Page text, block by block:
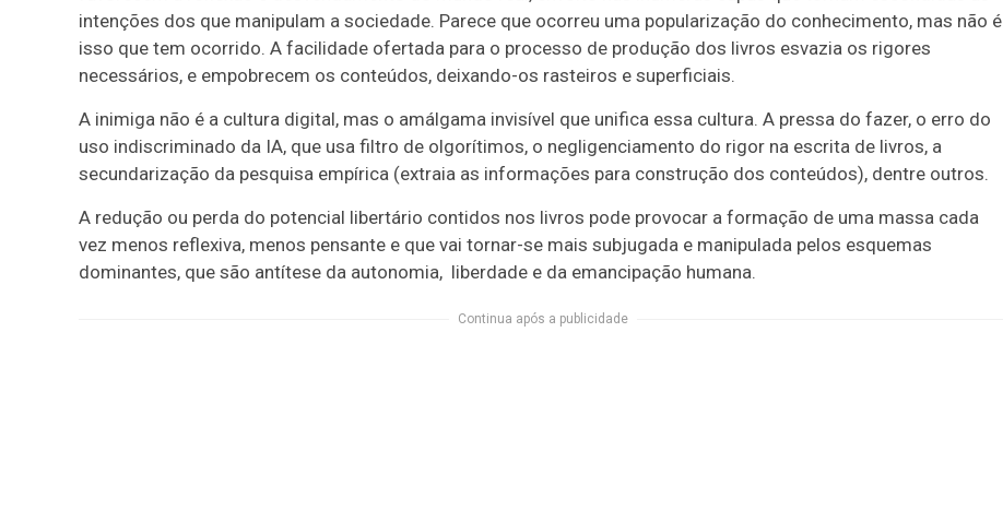
intenções dos que manipulam a sociedade. Parece que ocorreu uma popularização do conhecimento, mas não é
isso que tem ocorrido. A facilidade ofertada para o processo de produção dos livros esvazia os rigores
necessários, e empobrecem os conteúdos, deixando-os rasteiros e superficiais.
A inimiga não é a cultura digital, mas o amálgama invisível que unifica essa cultura. A pressa do fazer, o erro do
uso indiscriminado da IA, que usa filtro de olgorítimos, o negligenciamento do rigor na escrita de livros, a
secundarização da pesquisa empírica (extraia as informações para construção dos conteúdos), dentre outros.
A redução ou perda do potencial libertário contidos nos livros pode provocar a formação de uma massa cada
vez menos reflexiva, menos pensante e que vai tornar-se mais subjugada e manipulada pelos esquemas
dominantes, que são antítese da autonomia, liberdade e da emancipação humana.
Continua após a publicidade